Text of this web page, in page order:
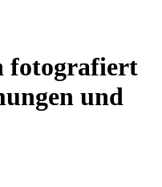
fotografiert
und